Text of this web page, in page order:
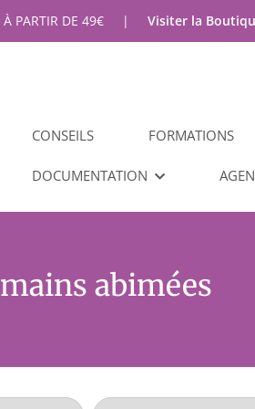
À PARTIR DE 49€ | Visiter la
CONSEILS FORMATIONS
DOCUMENTATION
mains abimées